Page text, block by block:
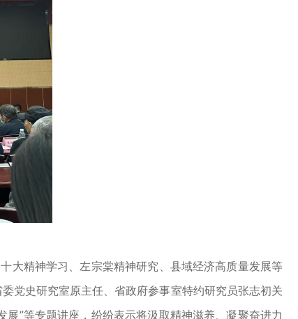
大精神学习、左宗棠精神研究、县域经济高质量发展等
党史研究室原主任、省政府参事室特约研究员张志初关
”等专题讲座，纷纷表示将汲取精神滋养、凝聚奋进力